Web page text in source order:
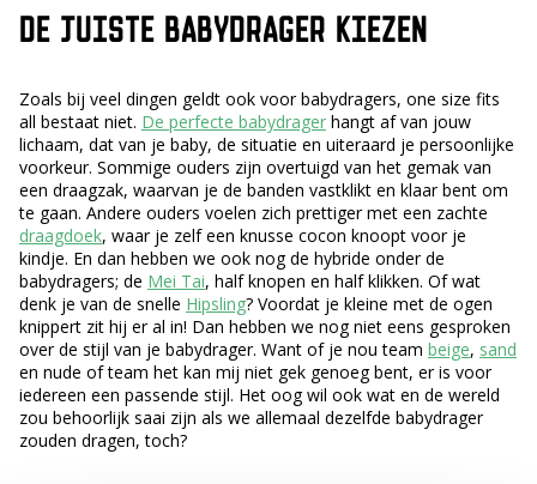
DE JUISTE BABYDRAGER KIEZEN
Zoals bij veel dingen geldt ook voor babydragers, one size fits
all bestaat niet. De perfecte babydrager hangt af van jouw
lichaam, dat van je baby, de situatie en uiteraard je persoonlijke
voorkeur. Sommige ouders zijn overtuigd van het gemak van
een draagzak, waarvan je de banden vastklikt en klaar bent om
te gaan. Andere ouders voelen zich prettiger met een zachte
draagdoek, waar je zelf een knusse cocon knoopt voor je
kindje. En dan hebben we ook nog de hybride onder de
babydragers; de Mei Tai, half knopen en half klikken. Of wat
denk je van de snelle Hipsling? Voordat je kleine met de ogen
knippert zit hij er al in! Dan hebben we nog niet eens gesproken
over de stijl van je babydrager. Want of je nou team beige, sand
en nude of team het kan mij niet gek genoeg bent, er is voor
iedereen een passende stijl. Het oog wil ook wat en de wereld
zou behoorlijk saai zijn als we allemaal dezelfde babydrager
zouden dragen, toch?